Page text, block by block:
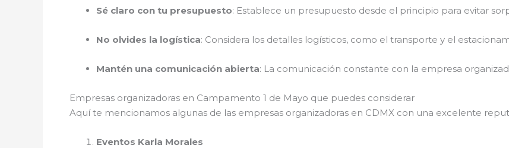
Sé claro con tu presupuesto: Establece un presupuesto desde el principio para evitar
No olvides la logística: Considera los detalles logísticos, como el transporte y el
Mantén una comunicación abierta: La comunicación constante con la empresa
Empresas organizadoras en Campamento 1 de Mayo que puedes considerar
Aquí te mencionamos algunas de las empresas organizadoras en CDMX con una excelente
Eventos Karla Morales